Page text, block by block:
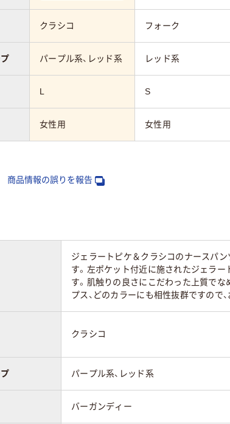
クラシコ フォーク
パープル系、レッド系 レッド系
L S
女性用 女性用
商品情報の誤りを報告
ジェラートピケ＆クラシコのナースパン
す。左ポケット付近に施されたジェラ
す。肌触りの良さにこだわった上質で
プス、どのカラーにも相性抜群ですので
クラシコ
パープル系、レッド系
バーガンディー